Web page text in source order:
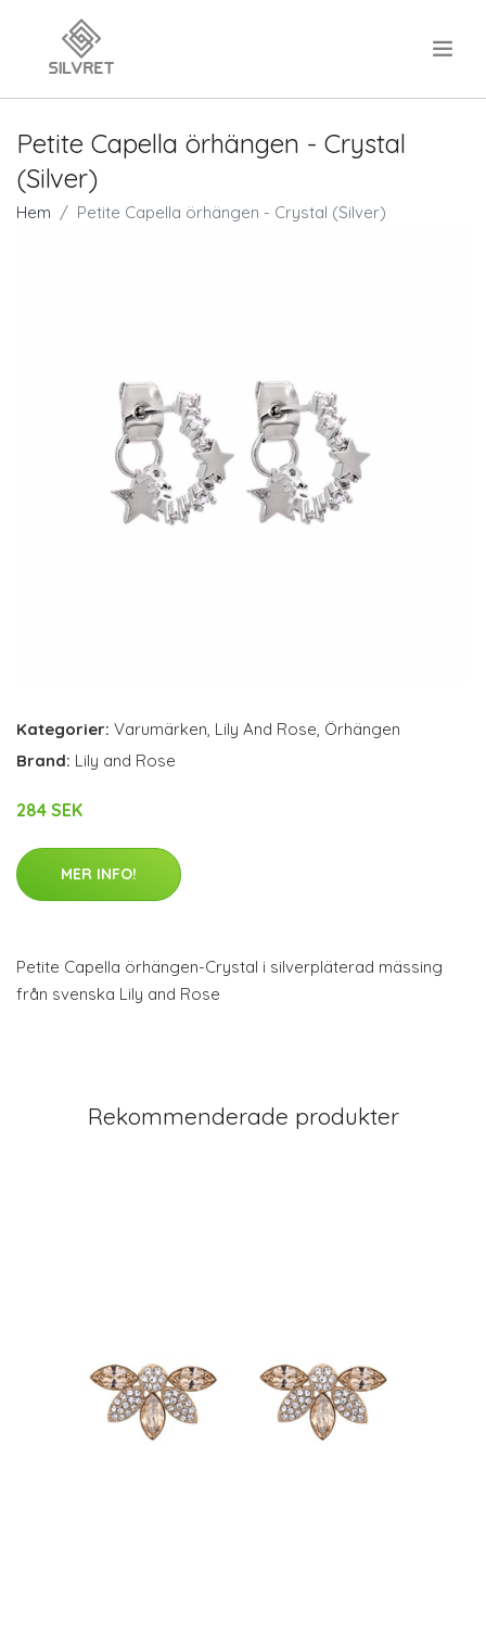
Petite Capella örhängen - Crystal
(Silver)
Hem Petite Capella örhängen - Crystal (Silver)
Kategorier: Varumärken, Lily And Rose, Örhängen
Brand: Lily and Rose
284 SEK
MER INFO!
Petite Capella örhängen-Crystal i silverpläterad mässing
från svenska Lily and Rose
Rekommenderade produkter